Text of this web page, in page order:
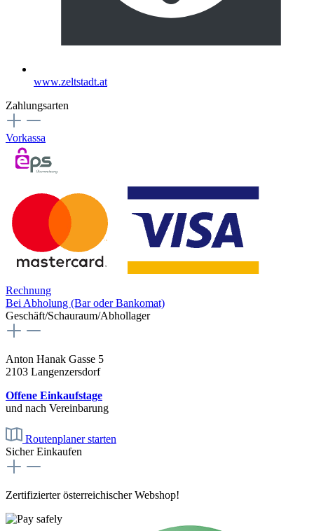
www.zeltstadt.at
Zahlungsarten
Vorkassa
Rechnung
Bei Abholung (Bar oder Bankomat)
Geschäft/Schauraum/Abhollager
Anton Hanak Gasse 5
2103 Langenzersdorf
Offene Einkaufstage
und nach Vereinbarung
Routenplaner starten
Sicher Einkaufen
Zertifizierter österreichischer Webshop!